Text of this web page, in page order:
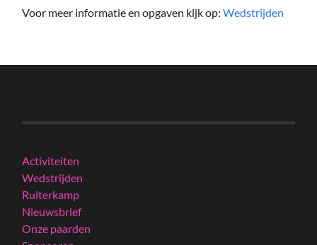
Voor meer informatie en opgaven kijk op:Wedstrijden
Activiteiten
Wedstrijden
Ruiterkamp
Nieuwsbrief
Onze paarden